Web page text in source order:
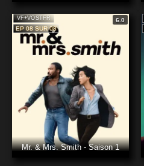
VF+VOSTFR
6.0
EP 08 SUR 08
Mr. & Mrs. Smith - Saison 1